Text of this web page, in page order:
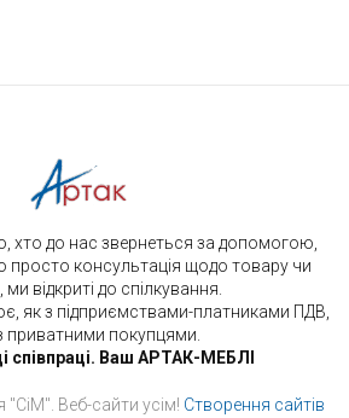
хто до нас звернеться за допомогою,
просто консультація щодо товару чи
ми відкриті до спілкування.
як з підприємствами-платниками ПДВ,
приватними покупцями.
співпраці. Ваш АРТАК-МЕБЛІ
Веб-cайти усім! Створення сайтів